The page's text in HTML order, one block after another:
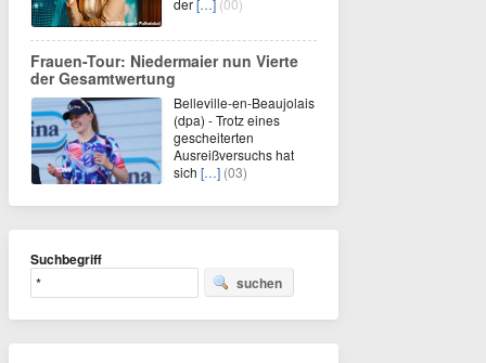
der[…] (00)
Frauen-Tour: Niedermaier nun Vierte
der Gesamtwertung
Belleville-en-Beaujolais
(dpa) - Trotz eines
gescheiterten
Ausreißversuchs hat
sich […] (03)
Suchbegriff
suchen